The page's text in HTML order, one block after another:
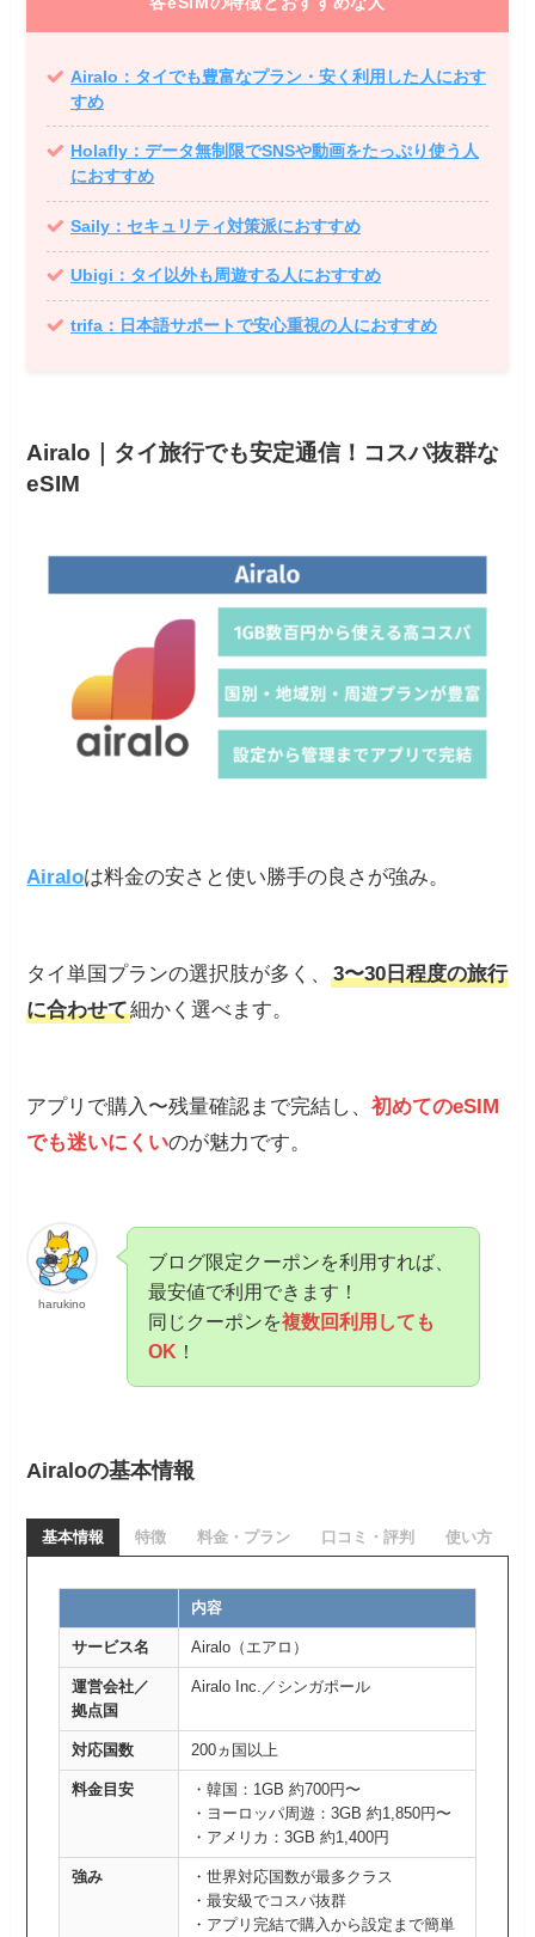
Airalo：タイでも豊富なプラン・安く利用した人におす
すめ
Holafly ：データ無制限でSNSや動画をたっぷり使う人
におすすめ
Saily：セキュリティ対策派におすすめ
Ubigi：タイ以外も周遊する人におすすめ
trifa：日本語サポートで安心重視の人におすすめ
Airalo｜タイ旅行でも安定通信！コスパ抜群な
eSIM
Airaloは料金の安さと使い勝手の良さが強み。
タイ単国プランの選択肢が多く、3〜30日程度の旅行
に合わせて細かく選べます。
アプリで購入〜残量確認まで完結し、初めてのeSIM
でも迷いにくいのが魅力です。
harukino
ブログ限定クーポンを利用すれば、
最安値で利用できます！
同じクーポンを複数回利用しても
OK ！
Airaloの基本情報
基本情報 特徴 料金・プラン 口コミ・評判 使い方
内容
サービス名 Airalo（エアロ）
運営会社／
拠点国
Airalo Inc.／シンガポール
対応国数 200ヵ国以上
料金目安
・韓国：1GB 約700円〜
・ヨーロッパ周遊：3GB 約1,850円〜
・アメリカ：3GB 約1,400円
強み
・世界対応国数が最多クラス
・最安級でコスパ抜群
・アプリ完結で購入から設定まで簡単